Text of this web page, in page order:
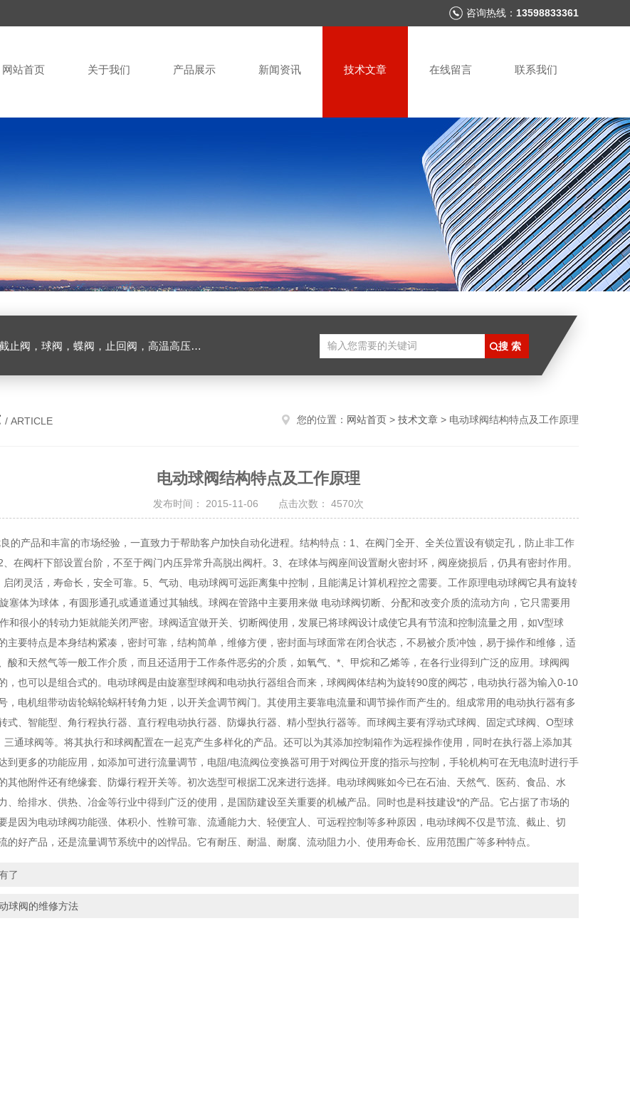
咨询热线： 13598833361
网站首页 关于我们 产品展示 新闻资讯 技术文章 在线留言 联系我们
高温高压电站阀门及油田铝厂专用阀门，各种电磁阀，液压气动元件
/ ARTICLE 您的位置： 网站首页 > 技术文章 > 电动球阀结构特点及工作原理
电动球阀结构特点及工作原理
发布时间： 2015-11-06 点击次数： 4570次
的产品和丰富的市场经验，一直致力于帮助客户加快自动化进程。结构特点：1、在阀门全开、全关位置设有锁定孔，防止非工作
、在阀杆下部设置台阶，不至于阀门内压异常升高脱出阀杆。3、在球体与阀座间设置耐火密封环，阀座烧损后，仍具有密封作用。
启闭灵活，寿命长，安全可靠。5、气动、电动球阀可远距离集中控制，且能满足计算机程控之需要。工作原理电动球阀它具有旋转
塞体为球体，有圆形通孔或通道通过其轴线。球阀在管路中主要用来做 电动球阀切断、分配和改变介质的流动方向，它只需要用
和很小的转动力矩就能关闭严密。球阀适宜做开关、切断阀使用，发展已将球阀设计成使它具有节流和控制流量之用，如V型球
主要特点是本身结构紧凑，密封可靠，结构简单，维修方便，密封面与球面常在闭合状态，不易被介质冲蚀，易于操作和维修，适
酸和天然气等一般工作介质，而且还适用于工作条件恶劣的介质，如氧气、*、甲烷和乙烯等，在各行业得到广泛的应用。球阀阀
，也可以是组合式的。电动球阀是由旋塞型球阀和电动执行器组合而来，球阀阀体结构为旋转90度的阀芯，电动执行器为输入0-10
，电机组带动齿轮蜗轮蜗杆转角力矩，以开关盒调节阀门。其使用主要靠电流量和调节操作而产生的。组成常用的电动执行器有多
式、智能型、角行程执行器、直行程电动执行器、防爆执行器、精小型执行器等。而球阀主要有浮动式球阀、固定式球阀、O型球
三通球阀等。将其执行和球阀配置在一起克产生多样化的产品。还可以为其添加控制箱作为远程操作使用，同时在执行器上添加其
到更多的功能应用，如添加可进行流量调节，电阻/电流阀位变换器可用于对阀位开度的指示与控制，手轮机构可在无电流时进行手
其他附件还有绝缘套、防爆行程开关等。初次选型可根据工况来进行选择。电动球阀账如今已在石油、天然气、医药、食品、水
、给排水、供热、冶金等行业中得到广泛的使用，是国防建设至关重要的机械产品。同时也是科技建设*的产品。它占据了市场的
是因为电动球阀功能强、体积小、性鞥可靠、流通能力大、轻便宜人、可远程控制等多种原因，电动球阀不仅是节流、截止、切
的好产品，还是流量调节系统中的凶悍品。它有耐压、耐温、耐腐、流动阻力小、使用寿命长、应用范围广等多种特点。
了
球阀的维修方法